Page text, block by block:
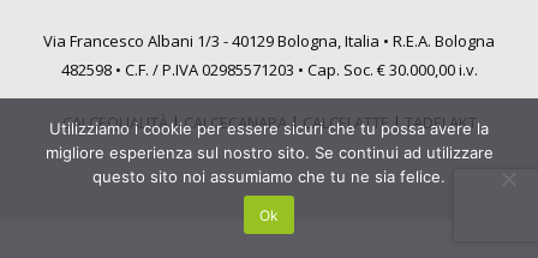
Via Francesco Albani 1/3 - 40129 Bologna, Italia • R.E.A. Bologna
482598 • C.F. / P.IVA 02985571203 • Cap. Soc. € 30.000,00 i.v.
CALCEQUALITÀ|CALCECANAPA|CALCELATTE|TADELAKT
Utilizziamo i cookie per essere sicuri che tu possa avere la
migliore esperienza sul nostro sito. Se continui ad utilizzare
questo sito noi assumiamo che tu ne sia felice.
Ok